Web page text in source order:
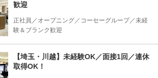
歓迎
正社員／オープニング／コーセーグループ／未経
験＆ブランク歓迎
【埼玉・川越】未経験OK／面接1回／連休
取得OK！